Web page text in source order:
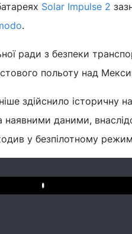
Solar Impulse 2
.
ради з безпеки
польоту над
здійснило історичну
даними,
у безпілотному
Play